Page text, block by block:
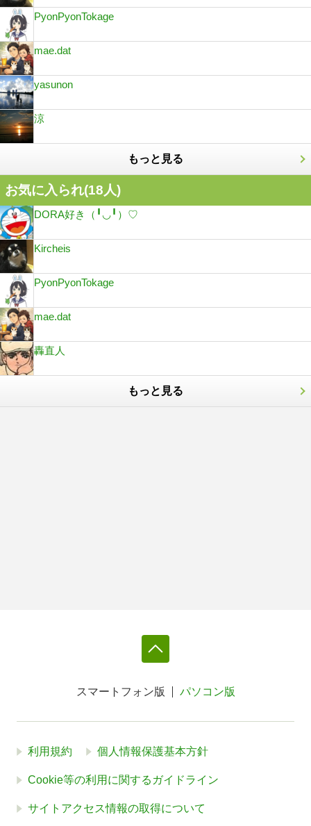
PyonPyonTokage
mae.dat
yasunon
涼
もっと見る
お気に入られ(18人)
DORA好き（╹◡╹）♡
Kircheis
PyonPyonTokage
mae.dat
轟直人
もっと見る
スマートフォン版 パソコン版
利用規約 個人情報保護基本方針
Cookie等の利用に関するガイドライン
サイトアクセス情報の取得について